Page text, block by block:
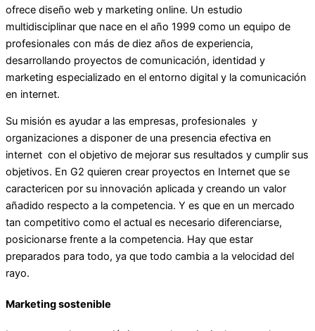
ofrece diseño web y marketing online. Un estudio
multidisciplinar que nace en el año 1999 como un equipo de
profesionales con más de diez años de experiencia,
desarrollando proyectos de comunicación, identidad y
marketing especializado en el entorno digital y la comunicación
en internet.
Su misión es ayudar a las empresas, profesionales y
organizaciones a disponer de una presencia efectiva en
internet con el objetivo de mejorar sus resultados y cumplir sus
objetivos. En G2 quieren crear proyectos en Internet que se
caractericen por su innovación aplicada y creando un valor
añadido respecto a la competencia. Y es que en un mercado
tan competitivo como el actual es necesario diferenciarse,
posicionarse frente a la competencia. Hay que estar
preparados para todo, ya que todo cambia a la velocidad del
rayo.
Marketing sostenible